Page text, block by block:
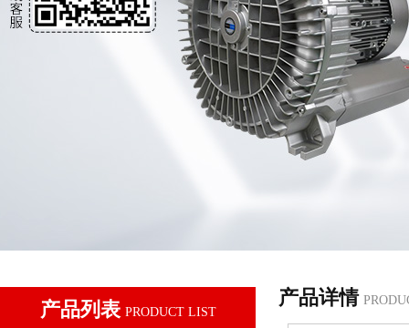
产品列表 PRODUCT LIST
产品详情